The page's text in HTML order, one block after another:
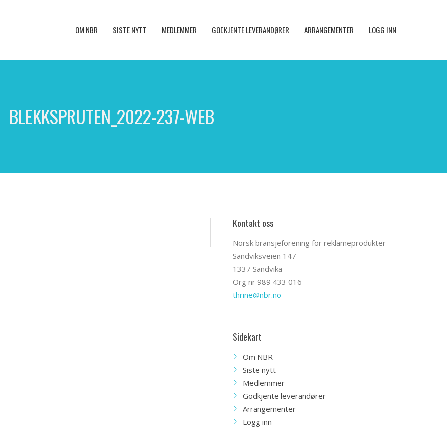
OM NBR SISTE NYTT MEDLEMMER GODKJENTE LEVERANDØRER ARRANGEMENTER LOGG INN
BLEKKSPRUTEN_2022-237-WEB
Kontakt oss
Norsk bransjeforening for reklameprodukter
Sandviksveien 147
1337 Sandvika
Org nr 989 433 016
thrine@nbr.no
Sidekart
Om NBR
Siste nytt
Medlemmer
Godkjente leverandører
Arrangementer
Logg inn